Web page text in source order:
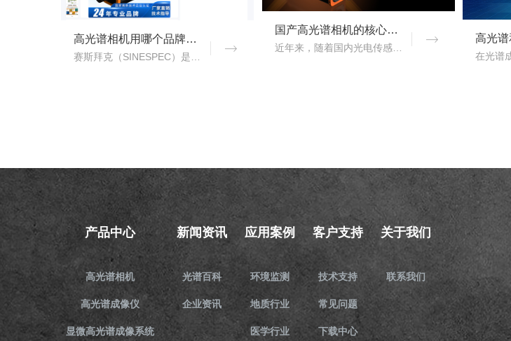
高光谱相机用哪个品牌？赛斯拜克怎么样？
国产高光谱相机的核心优势：从“跟跑”到“并跑”的跨越
近年来，随着国内光电传感、光学设计、成像算法等产业链环节的持续突破，国产高光谱相机综合性能稳步提升，正在从“进口替代”走向“自主引领”。..
产品中心
高光谱相机
高光谱成像仪
显微高光谱成像系统
新闻资讯
光谱百科
企业资讯
应用案例
环境监测
地质行业
医学行业
客户支持
技术支持
常见问题
下载中心
关于我们
联系我们